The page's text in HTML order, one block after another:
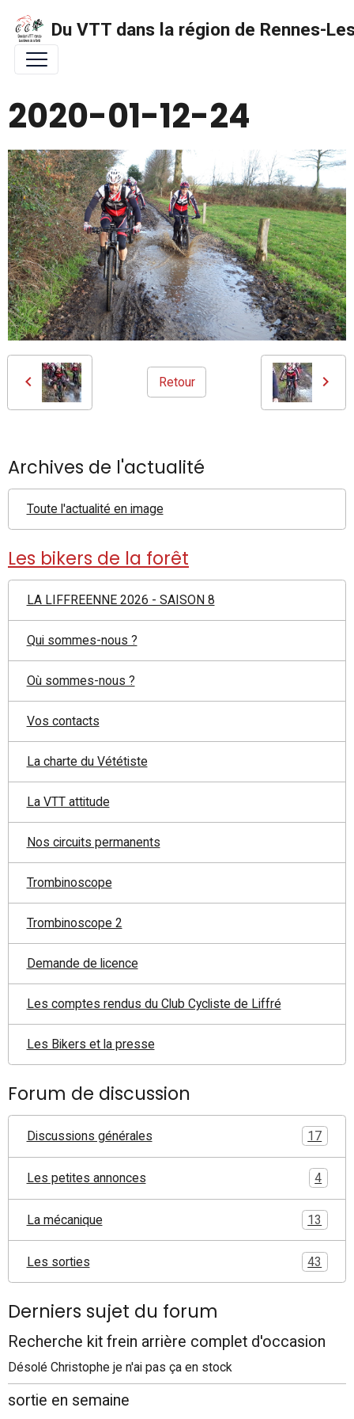
Du VTT dans la région de Rennes-
2020-01-12-24
Retour
Archives de l'actualité
Toute l'actualité en image
Les bikers de la forêt
LA LIFFREENNE 2026 - SAISON 8
Qui sommes-nous ?
Où sommes-nous ?
Vos contacts
La charte du Vététiste
La VTT attitude
Nos circuits permanents
Trombinoscope
Trombinoscope 2
Demande de licence
Les comptes rendus du Club Cycliste de Liffré
Les Bikers et la presse
Forum de discussion
Discussions générales 17
Les petites annonces 4
La mécanique 13
Les sorties 43
Derniers sujet du forum
Recherche kit frein arrière complet d'occasion
Désolé Christophe je n'ai pas ça en stock
sortie en semaine